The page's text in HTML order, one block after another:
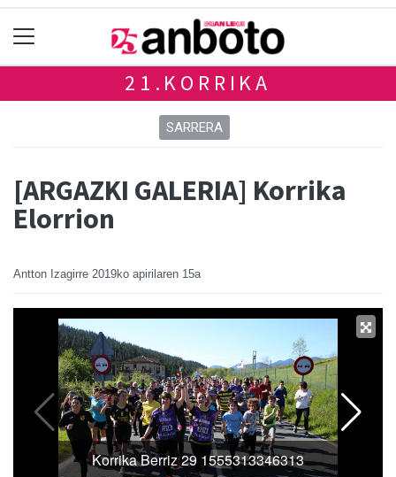
21.KORRIKA
SARRERA
[ARGAZKI GALERIA] Korrika
Elorrion
Antton Izagirre 2019ko apirilaren 15a